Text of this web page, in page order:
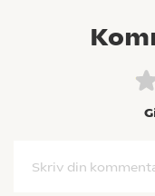
Skriv din